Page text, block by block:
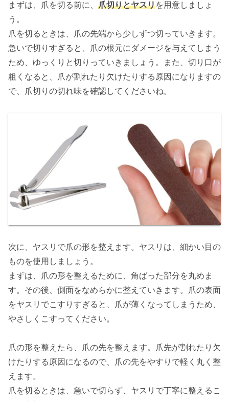
まずは、爪を切る前に、 爪切りとヤスリを用意しましょ
う。
爪を切るときは、爪の先端から少しずつ切っていきます。
急いで切りすぎると、爪の根元にダメージを与えてしまう
ため、ゆっくりと切りっていきましょう。また、切り口が
粗くなると、爪が割れたり欠けたりする原因になりますの
で、爪切りの切れ味を確認してくださいね。
次に、ヤスリで爪の形を整えます。ヤスリは、細かい目の
ものを使用しましょう。
まずは、爪の形を整えるために、角ばった部分を丸めま
す。その後、側面をなめらかに整えていきます。爪の表面
をヤスリでこすりすぎると、爪が薄くなってしまうため、
やさしくこすってください。
爪の形を整えたら、爪の先を整えます。爪先が割れたり欠
けたりする原因になるので、爪の先をやすりで軽く丸く整
えます。
爪を切るときは、急いで切らず、ヤスリで丁寧に整えるこ